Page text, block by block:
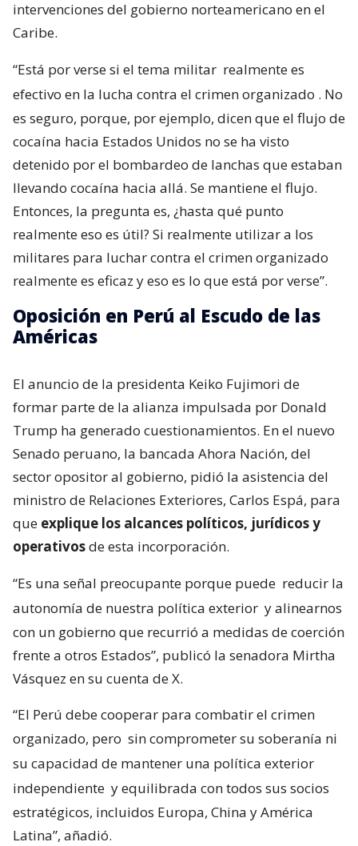
intervenciones del gobierno norteamericano en el
Caribe.
“Está por verse si el tema militar realmente es
efectivo en la lucha contra el crimen organizado . No
es seguro, porque, por ejemplo, dicen que el flujo de
cocaína hacia Estados Unidos no se ha visto
detenido por el bombardeo de lanchas que estaban
llevando cocaína hacia allá. Se mantiene el flujo.
Entonces, la pregunta es, ¿hasta qué punto
realmente eso es útil? Si realmente utilizar a los
militares para luchar contra el crimen organizado
realmente es eficaz y eso es lo que está por verse”.
Oposición en Perú al Escudo de las
Américas
El anuncio de la presidenta Keiko Fujimori de
formar parte de la alianza impulsada por Donald
Trump ha generado cuestionamientos. En el nuevo
Senado peruano, la bancada Ahora Nación, del
sector opositor al gobierno, pidió la asistencia del
ministro de Relaciones Exteriores, Carlos Espá, para
que explique los alcances políticos, jurídicos y
operativosde esta incorporación.
“Es una señal preocupante porque puede reducir la
autonomía de nuestra política exterior y alinearnos
con un gobierno que recurrió a medidas de coerción
frente a otros Estados”, publicó la senadora Mirtha
Vásquez en su cuenta de X.
“El Perú debe cooperar para combatir el crimen
organizado, pero sin comprometer su soberanía ni
su capacidad de mantener una política exterior
independiente y equilibrada con todos sus socios
estratégicos, incluidos Europa, China y América
Latina”, añadió.